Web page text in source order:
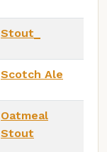
Stout_
Scotch Ale
Oatmeal
Stout